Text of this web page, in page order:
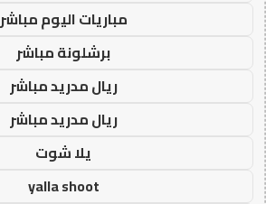
مباريات اليوم مباشر
برشلونة مباشر
ريال مدريد مباشر
ريال مدريد مباشر
يلا شوت
yalla shoot